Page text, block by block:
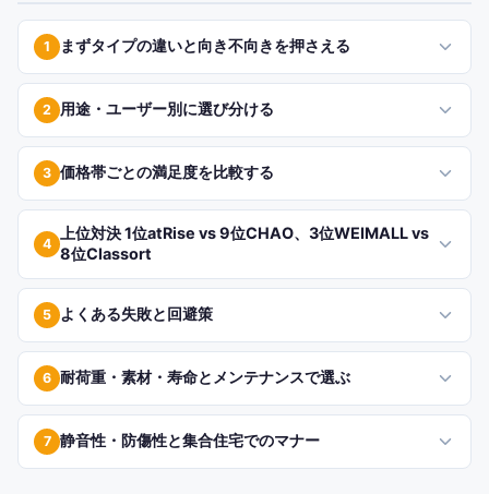
1 まずタイプの違いと向き不向きを押さえる
2 用途・ユーザー別に選び分ける
3 価格帯ごとの満足度を比較する
4
上位対決 1位atRise vs 9位CHAO、3位WEIMALL vs
8位Classort
5 よくある失敗と回避策
6 耐荷重・素材・寿命とメンテナンスで選ぶ
7 静音性・防傷性と集合住宅でのマナー